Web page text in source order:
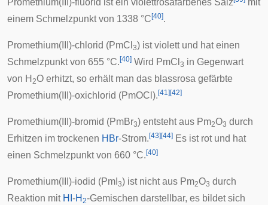
Promethium(III)-fluorid ist ein violettrosafarbenes Salz
mit
einem Schmelzpunkt von 1338 °C [40].
Promethium(III)-chlorid (PmCl 3) ist violett und hat einen
Schmelzpunkt von 655 °C. [40] Wird PmCl 3 in Gegenwart
von H 2O erhitzt, so erhält man das blassrosa gefärbte
Promethium(III)-oxichlorid (PmOCl). [41] [42]
Promethium(III)-bromid (PmBr3) entsteht aus Pm2O3 durch
Erhitzen im trockenen HBr-Strom. [43] [44] Es ist rot und hat
einen Schmelzpunkt von 660 °C. [40]
Promethium(III)-iodid (PmI 3) ist nicht aus Pm2O3 durch
Reaktion mit HI -H 2-Gemischen darstellbar, es bildet sich